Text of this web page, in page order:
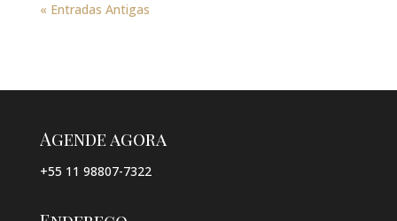
« Entradas Antigas
Agende agora
+55 11 98807-7322